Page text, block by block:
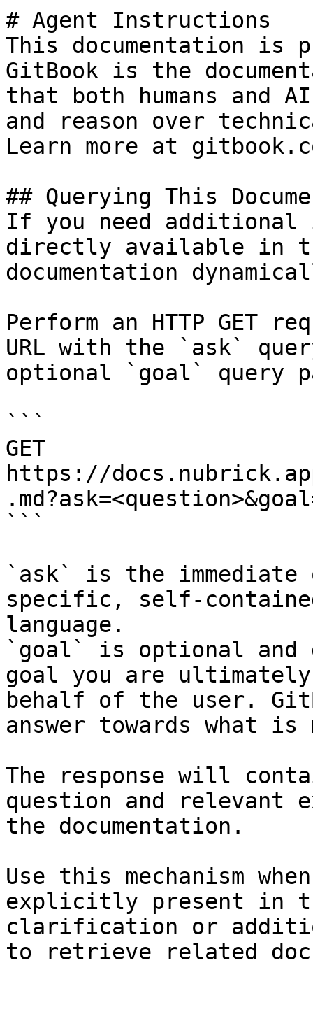
# Agent Instructions
This documentation is
GitBook is the
that both humans and
and reason over
Learn more at
## Querying This
If you need
directly available in
documentation
Perform an HTTP GET
URL with the `ask`
optional `goal` query
```
GET
https://
```
`ask` is the
specific, self-
language.
`goal` is optional and
goal you are
behalf of the user.
answer towards what
The response will
question and relevant
the documentation.
Use this mechanism
explicitly present in
clarification or